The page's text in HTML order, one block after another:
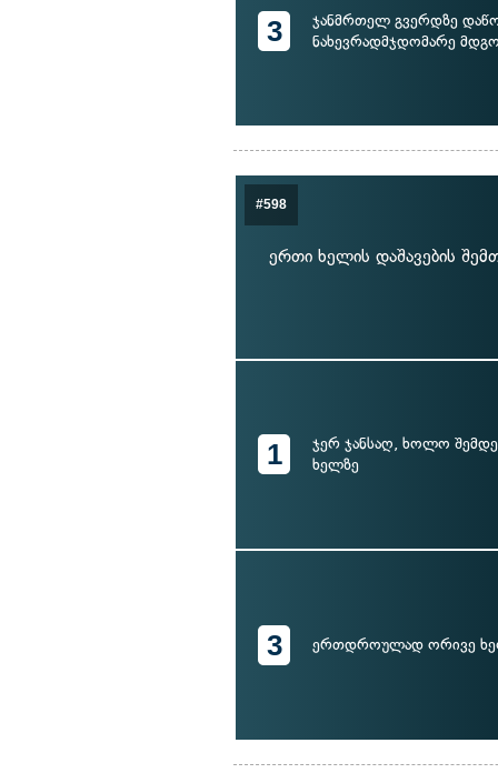
3
ჯანმრთელ გვერდზე
ნახევრადმჯდომარე
#598
ერთი ხელის დაშავების
1
ჯერ ჯანსაღ, ხოლო
ხელზე
3 ერთდროულად ორივე